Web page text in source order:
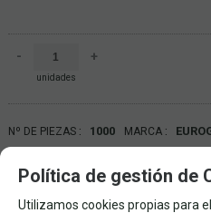
-
unidades
+
Nº DE PIEZAS 1000 MARCA
DIMENSIONES 48X68.
FAMILIAS RELACIONADAS
Política de gestión de
Utilizamos cookies propias para